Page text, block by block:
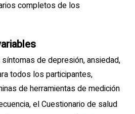
completos de los
de depresión, ansiedad,
todos los participantes,
de herramientas de medición
el Cuestionario de salud